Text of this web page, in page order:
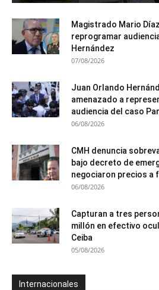
Magistrado Mario
reprogramar
Hernández
07/08/2026
Juan Orlando
amenazado a
audiencia del caso
06/08/2026
CMH denuncia
bajo decreto de
negociaron precios a
06/08/2026
Capturan a tres
millón en efectivo
Ceiba
05/08/2026
Internacionales